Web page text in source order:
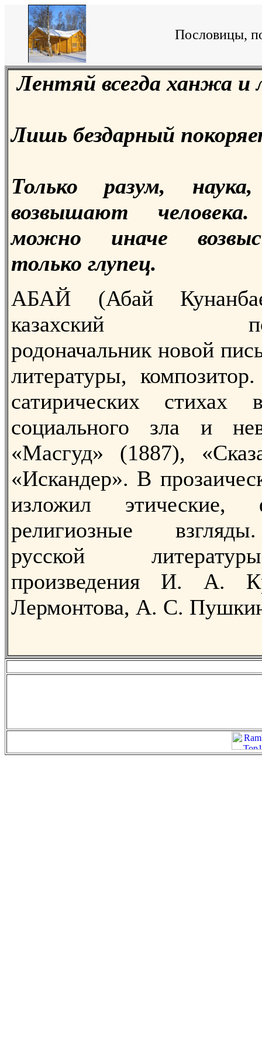
Пословицы,
Лентяй всегда ханжа и
Лишь бездарный
Только разум,
возвышают
можно иначе
только глупец.
АБАЙ (Абай
казахский поэт-
родоначальник новой
литературы,
сатирических стихах
социального зла и
«Масгуд» (1887),
«Искандер». В
изложил этические,
религиозные
русской
произведения И. А.
Лермонтова, А. С.